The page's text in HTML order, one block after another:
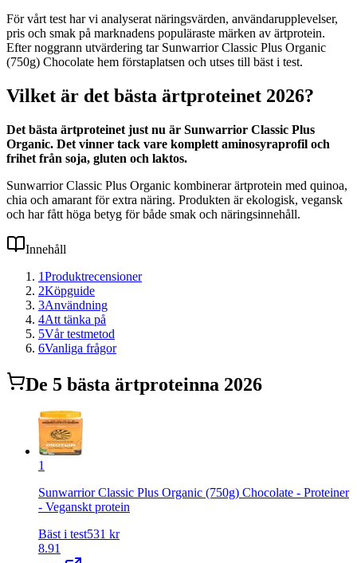
För vårt test har vi analyserat näringsvärden, användarupplevelser,
pris och smak på marknadens populäraste märken av ärtprotein.
Efter noggrann utvärdering tar Sunwarrior Classic Plus Organic
(750g) Chocolate hem förstaplatsen och utses till bäst i test.
Vilket är det bästa ärtproteinet 2026?
Det bästa ärtproteinet just nu är Sunwarrior Classic Plus
Organic. Det vinner tack vare komplett aminosyraprofil och
frihet från soja, gluten och laktos.
Sunwarrior Classic Plus Organic kombinerar ärtprotein med quinoa,
chia och amarant för extra näring. Produkten är ekologisk, vegansk
och har fått höga betyg för både smak och näringsinnehåll.
Innehåll
1Produktrecensioner
2Köpguide
3Användning
4Att tänka på
5Vår testmetod
6Vanliga frågor
De 5 bästa ärtproteinna 2026
1
Sunwarrior Classic Plus Organic (750g) Chocolate - Proteiner
- Veganskt protein
Bäst i test531 kr
8.91